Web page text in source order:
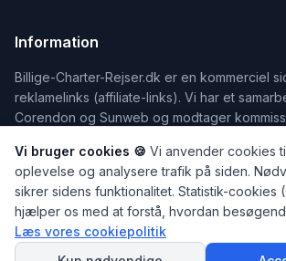
Information
Billige-Charter-Rejser.dk er en kommerciel
reklamelinks (affiliate-links). Vi har et
Corendon og Sunweb og modtager
Der tages forbehold for eventuelle tastefejl
©2026Billige-Charter-Rejser.dk — Din
Vi bruger cookies 🍪 Vi anvender cookies
oplevelse og analysere trafik på siden.
sikrer sidens funktionalitet. Statistik-cookies
hjælper os med at forstå, hvordan
Læs vores cookiepolitik